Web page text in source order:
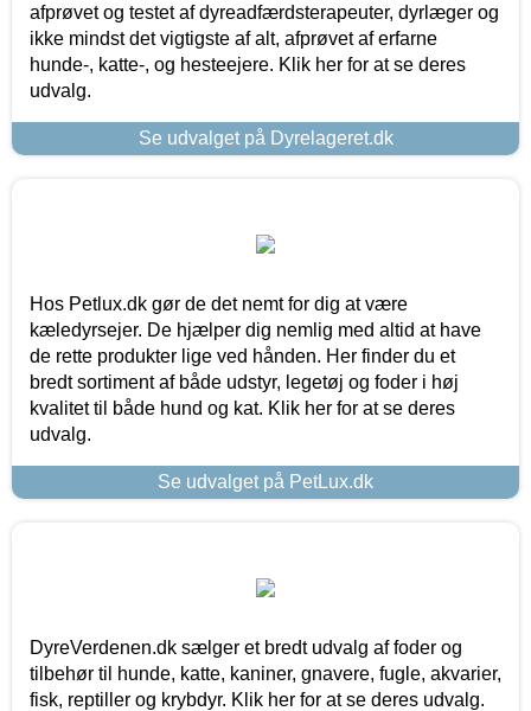
afprøvet og testet af dyreadfærdsterapeuter, dyrlæger og
ikke mindst det vigtigste af alt, afprøvet af erfarne
hunde-, katte-, og hesteejere. Klik her for at se deres
udvalg.
Se udvalget på Dyrelageret.dk
Hos Petlux.dk gør de det nemt for dig at være
kæledyrsejer. De hjælper dig nemlig med altid at have
de rette produkter lige ved hånden. Her finder du et
bredt sortiment af både udstyr, legetøj og foder i høj
kvalitet til både hund og kat. Klik her for at se deres
udvalg.
Se udvalget på PetLux.dk
DyreVerdenen.dk sælger et bredt udvalg af foder og
tilbehør til hunde, katte, kaniner, gnavere, fugle, akvarier,
fisk, reptiller og krybdyr. Klik her for at se deres udvalg.